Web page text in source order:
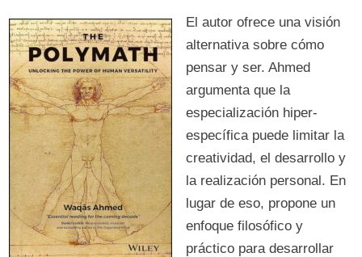
El autor ofrece una visión
alternativa sobre cómo
pensar y ser. Ahmed
argumenta que la
especialización hiper-
específica puede limitar la
creatividad, el desarrollo y
la realización personal. En
lugar de eso, propone un
enfoque filosófico y
práctico para desarrollar